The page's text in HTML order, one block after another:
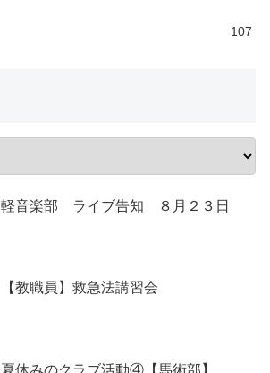
107
軽音楽部 ライブ告知 ８月２３日
【教職員】救急法講習会
夏休みのクラブ活動④【馬術部】